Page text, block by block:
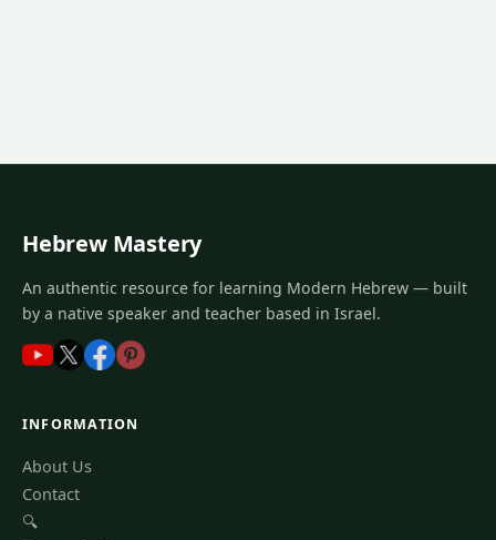
Hebrew Mastery
An authentic resource for learning Modern Hebrew — built
by a native speaker and teacher based in Israel.
INFORMATION
About Us
Contact
🔍